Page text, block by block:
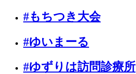
#もちつき大会
#ゆいまーる
#ゆずりは訪問診療所